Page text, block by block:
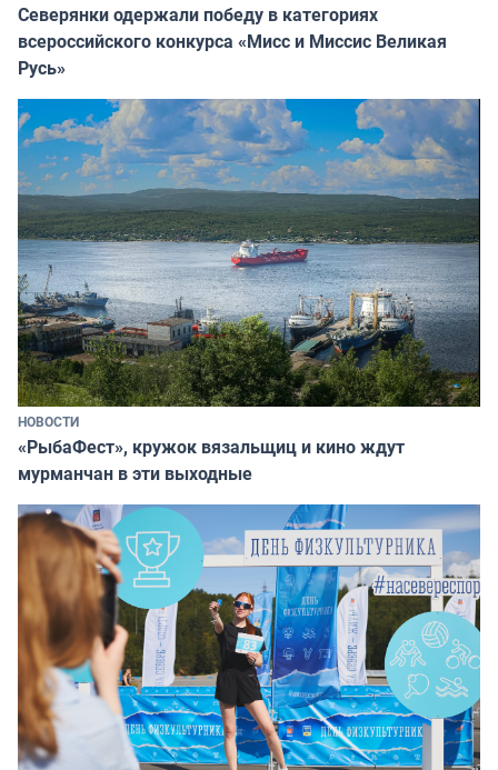
Северянки одержали победу в категориях
всероссийского конкурса «Мисс и Миссис Великая
Русь»
НОВОСТИ
«РыбаФест», кружок вязальщиц и кино ждут
мурманчан в эти выходные